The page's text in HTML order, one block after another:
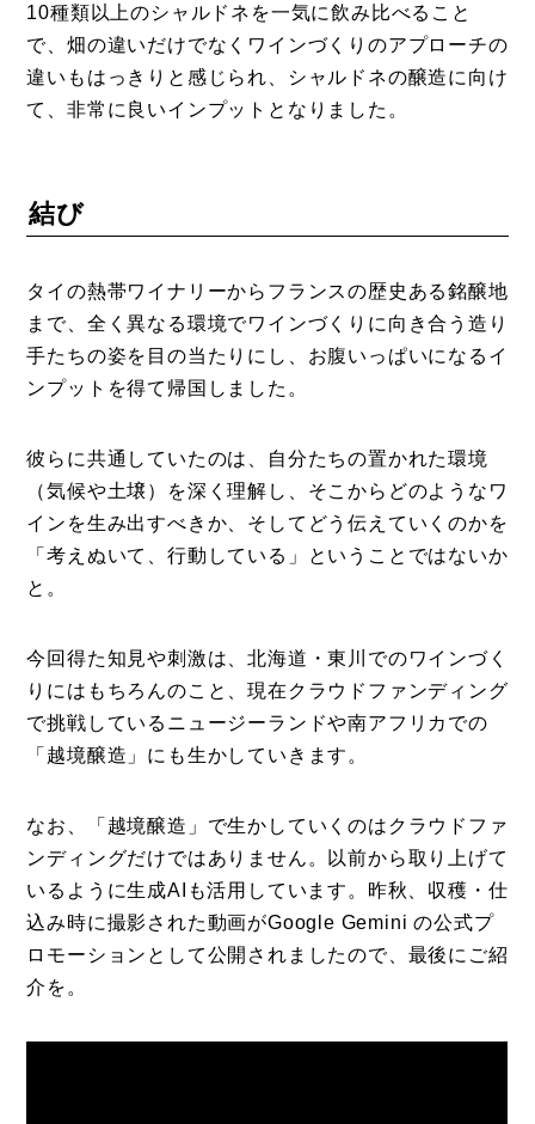
10種類以上のシャルドネを一気に飲み比べること
で、畑の違いだけでなくワインづくりのアプローチの
違いもはっきりと感じられ、シャルドネの醸造に向け
て、非常に良いインプットとなりました。
結び
タイの熱帯ワイナリーからフランスの歴史ある銘醸地
まで、全く異なる環境でワインづくりに向き合う造り
手たちの姿を目の当たりにし、お腹いっぱいになるイ
ンプットを得て帰国しました。
彼らに共通していたのは、自分たちの置かれた環境
（気候や土壌）を深く理解し、そこからどのようなワ
インを生み出すべきか、そしてどう伝えていくのかを
「考えぬいて、行動している」ということではないか
と。
今回得た知見や刺激は、北海道・東川でのワインづく
りにはもちろんのこと、現在クラウドファンディング
で挑戦しているニュージーランドや南アフリカでの
「越境醸造」にも生かしていきます。
なお、「越境醸造」で生かしていくのはクラウドファ
ンディングだけではありません。以前から取り上げて
いるように生成AIも活用しています。昨秋、収穫・仕
込み時に撮影された動画がGoogle Gemini の公式プ
ロモーションとして公開されましたので、最後にご紹
介を。